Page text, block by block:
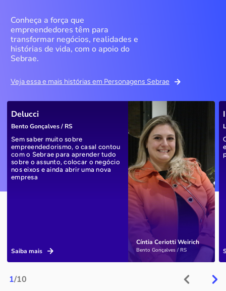
Conheça a força que
empreendedores têm para
transformar negócios, realidades e
histórias de vida, com o apoio do
Sebrae.
Veja essa e mais histórias em Personagens Sebrae
1/10
Cíntia Ceriotti Weirich
Bento Gonçalves / RS
Delucci
Bento Gonçalves / RS
Sem saber muito sobre
empreendedorismo, o casal contou
com o Sebrae para aprender tudo
sobre o assunto, colocar o negócio
nos eixos e ainda abrir uma nova
empresa
Saiba mais